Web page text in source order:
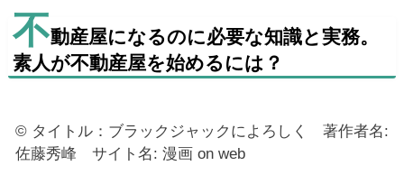
不動産屋になるのに必要な知識と実務。
素人が不動産屋を始めるには？
© タイトル：ブラックジャックによろしく 著作者名:
佐藤秀峰 サイト名: 漫画 on web